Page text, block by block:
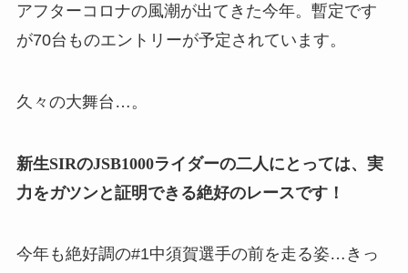
アフターコロナの風潮が出てきた今年。暫定です
が70台ものエントリーが予定されています。
久々の大舞台…。
新生SIRのJSB1000ライダーの二人にとっては、実
力をガツンと証明できる絶好のレースです！
今年も絶好調の#1中須賀選手の前を走る姿…きっ